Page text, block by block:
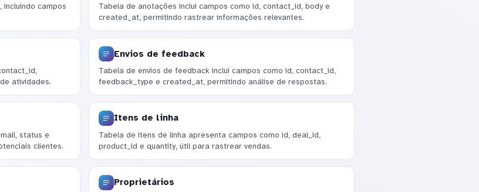
campos
Tabela de anotações inclui campos como id, contact_id, body e
created_at, permitindo rastrear informações relevantes.
atividades.
Envios de feedback
Tabela de envios de feedback inclui campos como id, contact_id,
feedback_type e created_at, permitindo análise de respostas.
status e
clientes.
Itens de linha
Tabela de itens de linha apresenta campos como id, deal_id,
product_id e quantity, útil para rastrear vendas.
Proprietários